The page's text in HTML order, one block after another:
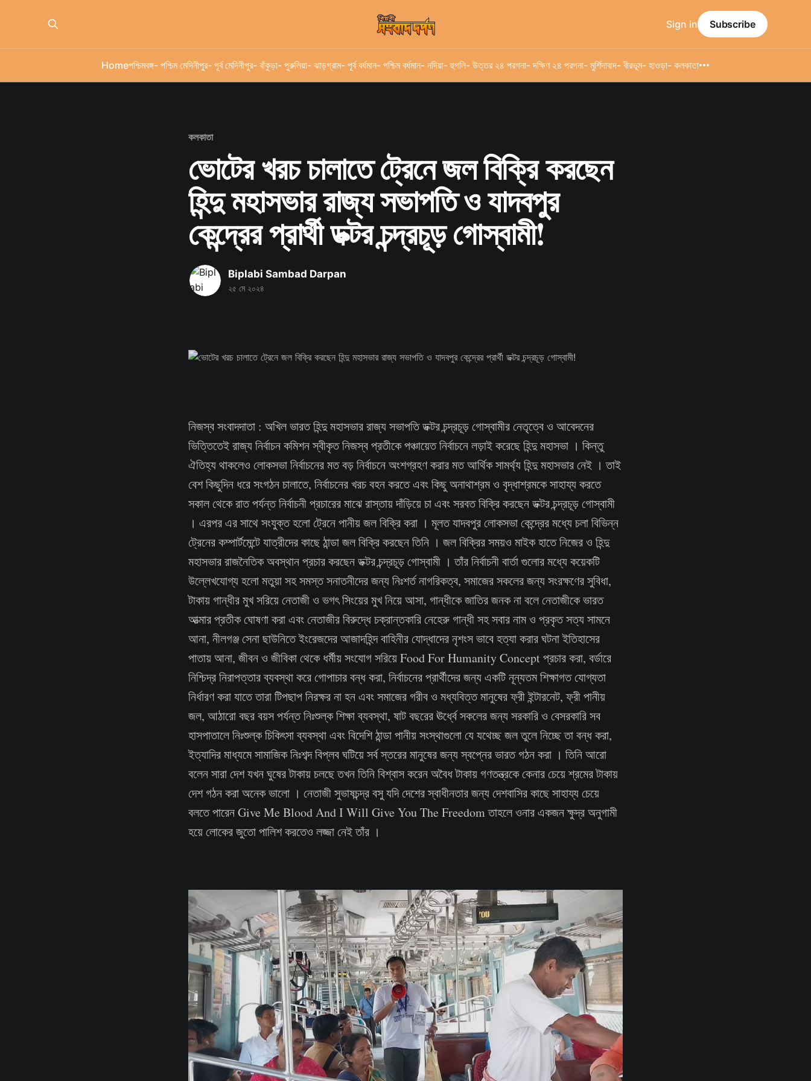
Homeপশ্চিমবঙ্গ- পশ্চিম মেদিনীপুর- পূর্ব মেদিনীপুর- বাঁকুড়া- পুরুলিয়া- ঝাড়গ্রাম- পূর্ব বর্ধমান- পশ্চিম বর্ধমান- নদিয়া- হুগলি- উত্তর ২৪ পরগনা- দক্ষিণ ২৪ পরগনা- মুর্শিদাবাদ- বীরভূম- হাওড়া- কলকাতা
Sign in Subscribe
কলকাতা
ভোটের খরচ চালাতে ট্রেনে জল বিক্রি করছেন
হিন্দু মহাসভার রাজ্য সভাপতি ও যাদবপুর
কেন্দ্রের প্রার্থী ডক্টর চন্দ্রচূড় গোস্বামী!
Biplabi Sambad Darpan
২৫ মে ২০২৪
নিজস্ব সংবাদদাতা : অখিল ভারত হিন্দু মহাসভার রাজ্য সভাপতি ডক্টর চন্দ্রচূড় গোস্বামীর নেতৃত্বে ও আবেদনের
ভিত্তিতেই রাজ্য নির্বাচন কমিশন স্বীকৃত নিজস্ব প্রতীকে পঞ্চায়েত নির্বাচনে লড়াই করেছে হিন্দু মহাসভা । কিন্তু
ঐতিহ্য থাকলেও লোকসভা নির্বাচনের মত বড় নির্বাচনে অংশগ্রহণ করার মত আর্থিক সামর্থ্য হিন্দু মহাসভার নেই । তাই
বেশ কিছুদিন ধরে সংগঠন চালাতে, নির্বাচনের খরচ বহন করতে এবং কিছু অনাথাশ্রম ও বৃদ্ধাশ্রমকে সাহায্য করতে
সকাল থেকে রাত পর্যন্ত নির্বাচনী প্রচারের মাঝে রাস্তায় দাঁড়িয়ে চা এবং সরবত বিক্রি করছেন ডক্টর চন্দ্রচূড় গোস্বামী
। এরপর এর সাথে সংযুক্ত হলো ট্রেনে পানীয় জল বিক্রি করা । মূলত যাদবপুর লোকসভা কেন্দ্রের মধ্যে চলা বিভিন্ন
ট্রেনের কম্পার্টমেন্টে যাত্রীদের কাছে ঠান্ডা জল বিক্রি করছেন তিনি । জল বিক্রির সময়ও মাইক হাতে নিজের ও হিন্দু
মহাসভার রাজনৈতিক অবস্থান প্রচার করছেন ডক্টর চন্দ্রচূড় গোস্বামী । তাঁর নির্বাচনী বার্তা গুলোর মধ্যে কয়েকটি
উল্লেখযোগ্য হলো মতুয়া সহ সমস্ত সনাতনীদের জন্য নিঃশর্ত নাগরিকত্ব, সমাজের সকলের জন্য সংরক্ষণের সুবিধা,
টাকায় গান্ধীর মুখ সরিয়ে নেতাজী ও ভগৎ সিংয়ের মুখ নিয়ে আসা, গান্ধীকে জাতির জনক না বলে নেতাজীকে ভারত
আত্মার প্রতীক ঘোষণা করা এবং নেতাজীর বিরুদ্ধে চক্রান্তকারি নেহেরু গান্ধী সহ সবার নাম ও প্রকৃত সত্য সামনে
আনা, নীলগঞ্জ সেনা ছাউনিতে ইংরেজদের আজাদহিন্দ বাহিনীর যোদ্ধাদের নৃশংস ভাবে হত্যা করার ঘটনা ইতিহাসের
পাতায় আনা, জীবন ও জীবিকা থেকে ধর্মীয় সংযোগ সরিয়ে Food For Humanity Concept প্রচার করা, বর্ডারে
নিশ্চিদ্র নিরাপত্তার ব্যবস্থা করে গোপাচার বন্ধ করা, নির্বাচনের প্রার্থীদের জন্য একটি নূন্যতম শিক্ষাগত যোগ্যতা
নির্ধারণ করা যাতে তারা টিপছাপ নিরক্ষর না হন এবং সমাজের গরীব ও মধ্যবিত্ত মানুষের ফ্রী ইন্টারনেট, ফ্রী পানীয়
জল, আঠারো বছর বয়স পর্যন্ত নিঃশুল্ক শিক্ষা ব্যবস্থা, ষাট বছরের ঊর্ধ্বে সকলের জন্য সরকারি ও বেসরকারি সব
হাসপাতালে নিঃশুল্ক চিকিৎসা ব্যবস্থা এবং বিদেশি ঠান্ডা পানীয় সংস্থাগুলো যে যথেচ্ছ জল তুলে নিচ্ছে তা বন্ধ করা,
ইত্যাদির মাধ্যমে সামাজিক নিঃশব্দ বিপ্লব ঘটিয়ে সর্ব স্তরের মানুষের জন্য স্বপ্নের ভারত গঠন করা । তিনি আরো
বলেন সারা দেশ যখন ঘুষের টাকায় চলছে তখন তিনি বিশ্বাস করেন অবৈধ টাকায় গণতন্ত্রকে কেনার চেয়ে শ্রমের টাকায়
দেশ গঠন করা অনেক ভালো । নেতাজী সুভাষচন্দ্র বসু যদি দেশের স্বাধীনতার জন্য দেশবাসির কাছে সাহায্য চেয়ে
বলতে পারেন Give Me Blood And I Will Give You The Freedom তাহলে ওনার একজন ক্ষুদ্র অনুগামী
হয়ে লোকের জুতো পালিশ করতেও লজ্জা নেই তাঁর ।